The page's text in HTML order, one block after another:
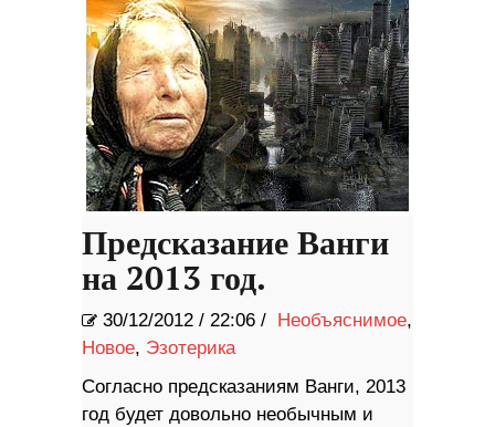
Предсказание Ванги
на 2013 год.
30/12/2012 / 22:06 / Необъяснимое,
Новое, Эзотерика
Согласно предсказаниям Ванги, 2013
год будет довольно необычным и